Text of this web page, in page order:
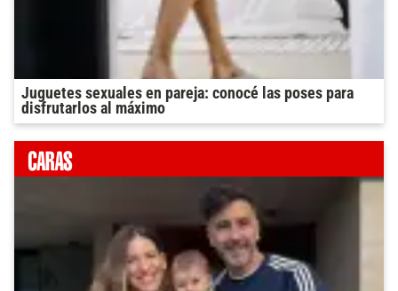
Juguetes sexuales en pareja: conocé las poses para
disfrutarlos al máximo